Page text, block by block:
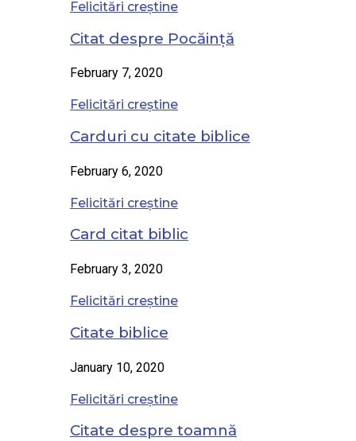
Felicitări creștine
Citat despre Pocăință
February 7, 2020
Felicitări creștine
Carduri cu citate biblice
February 6, 2020
Felicitări creștine
Card citat biblic
February 3, 2020
Felicitări creștine
Citate biblice
January 10, 2020
Felicitări creștine
Citate despre toamnă